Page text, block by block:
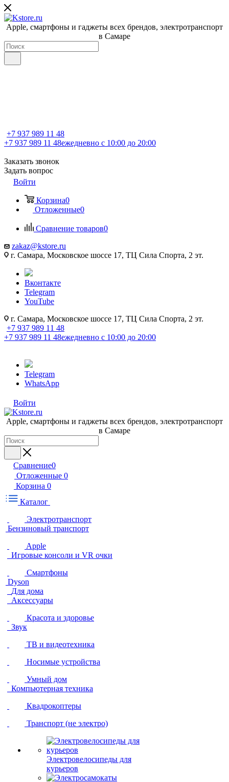
Apple, cмартфоны и гаджеты всех брендов, электротранспорт
в Самаре
+7 937 989 11 48
+7 937 989 11 48ежедневно с 10:00 до 20:00
Заказать звонок
Задать вопрос
Войти
Корзина0
Отложенные0
Сравнение товаров0
zakaz@kstore.ru
г. Самара, Московское шоссе 17, ТЦ Сила Спорта, 2 эт.
Вконтакте
Telegram
YouTube
г. Самара, Московское шоссе 17, ТЦ Сила Спорта, 2 эт.
+7 937 989 11 48
+7 937 989 11 48ежедневно с 10:00 до 20:00
Telegram
WhatsApp
Войти
Apple, cмартфоны и гаджеты всех брендов, электротранспорт
в Самаре
Сравнение0
Отложенные 0
Корзина 0
Каталог
Электротранспорт
Бензиновый транспорт
Apple
Игровые консоли и VR очки
Смартфоны
Dyson
Для дома
Аксессуары
Красота и здоровье
Звук
ТВ и видеотехника
Носимые устройства
Умный дом
Компьютерная техника
Квадрокоптеры
Транспорт (не электро)
Электровелосипеды для
курьеров